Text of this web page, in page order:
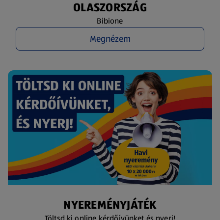
OLASZORSZÁG
Bibione
Megnézem
NYEREMÉNYJÁTÉK